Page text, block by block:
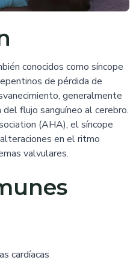
conocidos como síncope
de pérdida de
generalmente
del flujo sanguíneo al cerebro.
(AHA), el síncope
en el ritmo
valvulares.
cardíacas